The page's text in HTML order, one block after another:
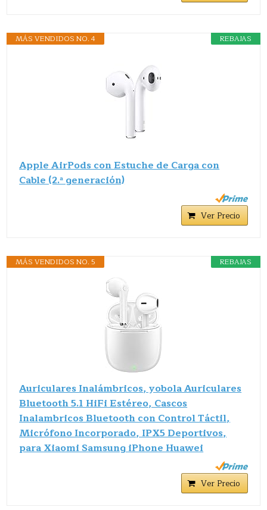
REBAJAS
MÁS VENDIDOS NO. 4
Apple AirPods con Estuche de Carga con
Cable (2.ª generación)
Ver Precio
REBAJAS
MÁS VENDIDOS NO. 5
Auriculares Inalámbricos, yobola Auriculares
Bluetooth 5.1 HiFi Estéreo, Cascos
Inalambricos Bluetooth con Control Táctil,
Micrófono Incorporado, IPX5 Deportivos,
para Xiaomi Samsung iPhone Huawei
Ver Precio